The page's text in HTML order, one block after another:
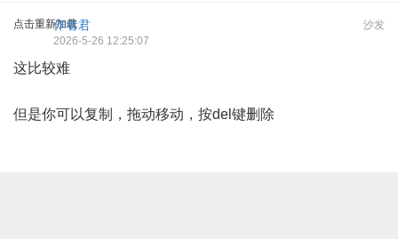
点击重新加载 沙发
作者君
2026-5-26 12:25:07
这比较难
但是你可以复制，拖动移动，按del键删除